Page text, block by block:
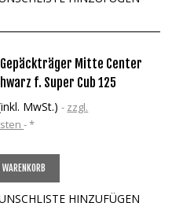
Gepäckträger Mitte Center
f. Super Cub 125
MwSt.)
zzgl.
*
WARENKORB
HINZUFÜGEN